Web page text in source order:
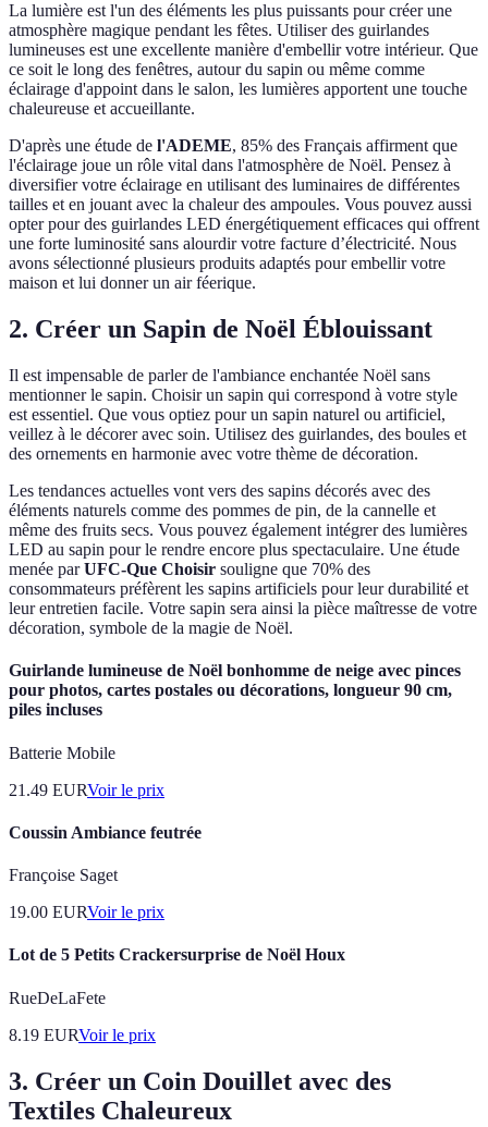
La lumière est l'un des éléments les plus puissants pour créer une
atmosphère magique pendant les fêtes. Utiliser des guirlandes
lumineuses est une excellente manière d'embellir votre intérieur. Que
ce soit le long des fenêtres, autour du sapin ou même comme
éclairage d'appoint dans le salon, les lumières apportent une touche
chaleureuse et accueillante.
D'après une étude de l'ADEME, 85% des Français affirment que
l'éclairage joue un rôle vital dans l'atmosphère de Noël. Pensez à
diversifier votre éclairage en utilisant des luminaires de différentes
tailles et en jouant avec la chaleur des ampoules. Vous pouvez aussi
opter pour des guirlandes LED énergétiquement efficaces qui offrent
une forte luminosité sans alourdir votre facture d’électricité. Nous
avons sélectionné plusieurs produits adaptés pour embellir votre
maison et lui donner un air féerique.
2. Créer un Sapin de Noël Éblouissant
Il est impensable de parler de l'ambiance enchantée Noël sans
mentionner le sapin. Choisir un sapin qui correspond à votre style
est essentiel. Que vous optiez pour un sapin naturel ou artificiel,
veillez à le décorer avec soin. Utilisez des guirlandes, des boules et
des ornements en harmonie avec votre thème de décoration.
Les tendances actuelles vont vers des sapins décorés avec des
éléments naturels comme des pommes de pin, de la cannelle et
même des fruits secs. Vous pouvez également intégrer des lumières
LED au sapin pour le rendre encore plus spectaculaire. Une étude
menée parUFC-Que Choisir souligne que 70% des
consommateurs préfèrent les sapins artificiels pour leur durabilité et
leur entretien facile. Votre sapin sera ainsi la pièce maîtresse de votre
décoration, symbole de la magie de Noël.
Guirlande lumineuse de Noël bonhomme de neige avec pinces
pour photos, cartes postales ou décorations, longueur 90 cm,
piles incluses
Batterie Mobile
21.49 EURVoir le prix
Coussin Ambiance feutrée
Françoise Saget
19.00 EURVoir le prix
Lot de 5 Petits Crackersurprise de Noël Houx
RueDeLaFete
8.19 EURVoir le prix
3. Créer un Coin Douillet avec des
Textiles Chaleureux